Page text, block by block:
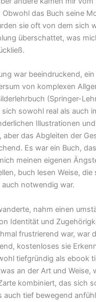
das Buch seine
sie oft von dem sich
überschattet, was
war beeindruckend,
von komplexen
(Springer-
sowohl real als auch
Illustrationen
aber das Abgleiten der
Es war ein Buch,
meinen eigenen
buch lesen Weise, die
notwendig war.
nahm einen
Identität und
frustrierend war, war
kostenloses sie
tiefgründig als ebook
an der Art und Weise,
kombiniert, das sich
auch tief bewegend